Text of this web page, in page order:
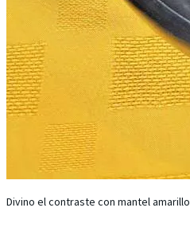
Divino el contraste con mantel amarillo